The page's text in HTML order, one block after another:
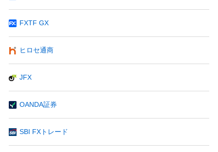
FXTF GX
ヒロセ通商
JFX
OANDA証券
SBI FXトレード